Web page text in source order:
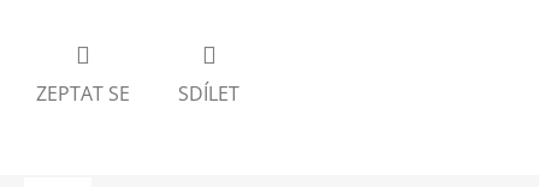
ZEPTAT SE SDÍLET